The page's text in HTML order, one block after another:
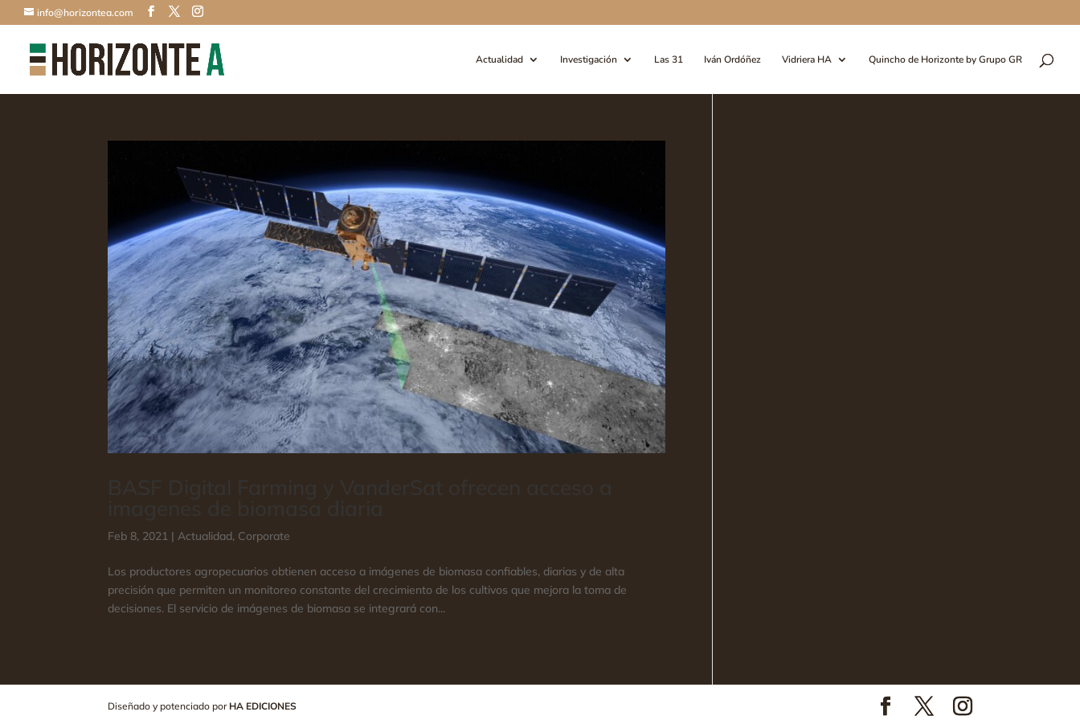
info@horizontea.com
Actualidad Investigación Las 31 Iván Ordóñez Vidriera HA Quincho de Horizonte by Grupo GR
Feb 8, 2021 |Actualidad, Corporate
Los productores agropecuarios obtienen acceso a imágenes de biomasa confiables, diarias y de alta
precisión que permiten un monitoreo constante del crecimiento de los cultivos que mejora la toma de
decisiones. El servicio de imágenes de biomasa se integrará con...
Diseñado y potenciado por HA EDICIONES